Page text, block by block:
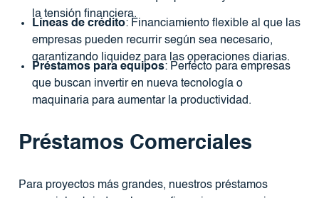
la tensión financiera.
Líneas de crédito: Financiamiento flexible al que las
empresas pueden recurrir según sea necesario,
garantizando liquidez para las operaciones diarias.
Préstamos para equipos: Perfecto para empresas
que buscan invertir en nueva tecnología o
maquinaria para aumentar la productividad.
Préstamos Comerciales
Para proyectos más grandes, nuestros préstamos